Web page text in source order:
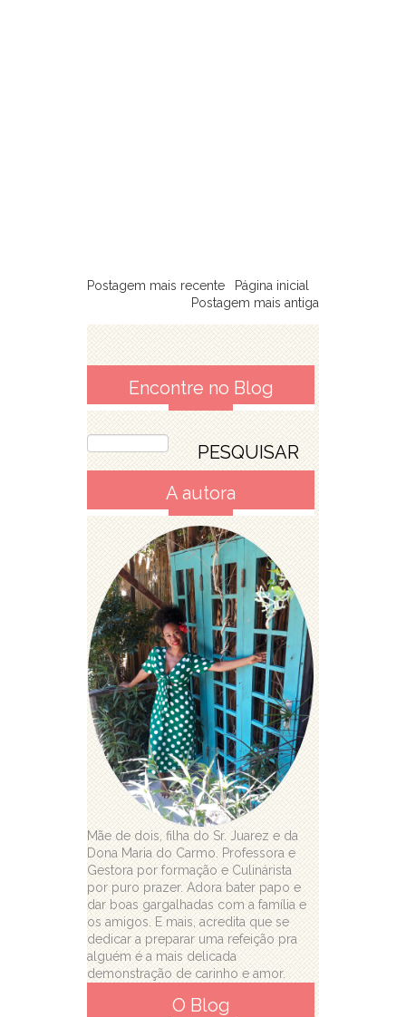
Postagem mais recente
Postagem mais antiga
Página inicial
Encontre no Blog
A autora
Mãe de dois, filha do Sr. Juarez e da
Dona Maria do Carmo. Professora e
Gestora por formação e Culinárista
por puro prazer. Adora bater papo e
dar boas gargalhadas com a família e
os amigos. E mais, acredita que se
dedicar a preparar uma refeição pra
alguém é a mais delicada
demonstração de carinho e amor.
O Blog